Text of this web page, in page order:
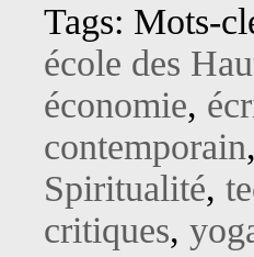
Tags: Mots-
école des
économie,
contemporain,
Spiritualité,
critiques,